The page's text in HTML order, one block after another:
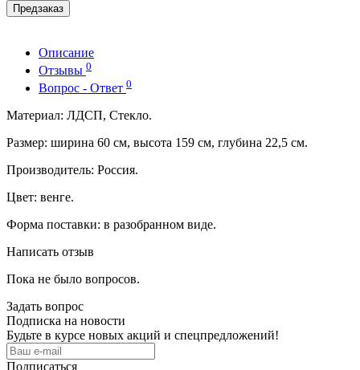
Предзаказ
Описание
Отзывы 0
Вопрос - Ответ 0
Материал: ЛДСП, Стекло.
Размер: ширина 60 см, высота 159 см, глубина 22,5 см.
Производитель: Россия.
Цвет: венге.
Форма поставки: в разобранном виде.
Написать отзыв
Пока не было вопросов.
Задать вопрос
Подписка на новости
Будьте в курсе новых акций и спецпредложений!
Подписаться